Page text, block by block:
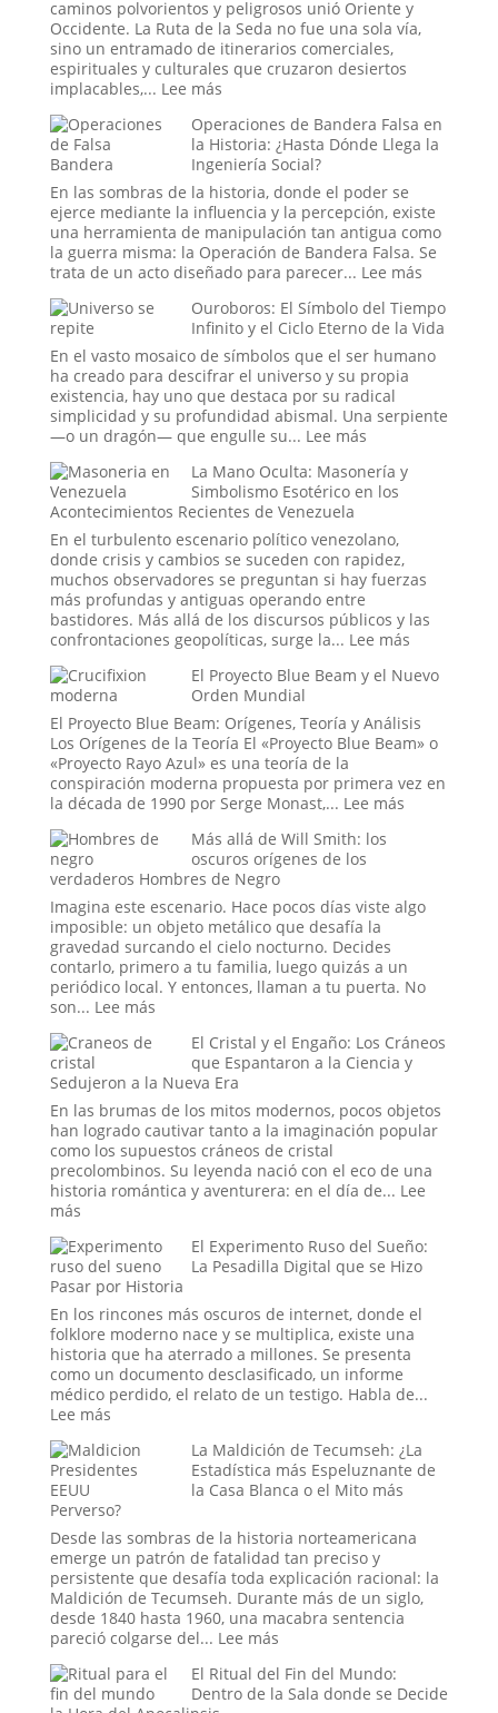
una
Batería
Antigua?
La
Eléctrica
del
Relato
Bíblico
caminos polvorientos y peligrosos unió Oriente y
Occidente. La Ruta de la Seda no fue una sola vía,
sino un entramado de itinerarios comerciales,
espirituales y culturales que cruzaron desiertos
implacables,... Lee más:
Secretas
y
Enigmas
Sin
Resolver
de
la
Antigua
Ruta
de
la
Seda
Operaciones de Bandera Falsa en
la Historia: ¿Hasta Dónde Llega la
Ingeniería Social?
En las sombras de la historia, donde el poder se
ejerce mediante la influencia y la percepción, existe
una herramienta de manipulación tan antigua como
la guerra misma: la Operación de Bandera Falsa. Se
trata de un acto diseñado para parecer... Lee más:
de
Bandera
Falsa
Historia:
Ouroboros: El Símbolo del Tiempo
Infinito y el Ciclo Eterno de la Vida
En el vasto mosaico de símbolos que el ser humano
ha creado para descifrar el universo y su propia
existencia, hay uno que destaca por su radical
simplicidad y su profundidad abismal. Una serpiente
—o un dragón— que engulle su... Lee más:
El
Símbolo
Tiempo
Infinito
y
Ciclo
Eterno
la
La Mano Oculta: Masonería y
Simbolismo Esotérico en los
Acontecimientos Recientes de Venezuela
En el turbulento escenario político venezolano,
donde crisis y cambios se suceden con rapidez,
muchos observadores se preguntan si hay fuerzas
más profundas y antiguas operando entre
bastidores. Más allá de los discursos públicos y las
confrontaciones geopolíticas, surge la... Lee más:
Mano
Masonería
y
Esotérico
Venezuela
El Proyecto Blue Beam y el Nuevo
Orden Mundial
El Proyecto Blue Beam: Orígenes, Teoría y Análisis
Los Orígenes de la Teoría El «Proyecto Blue Beam» o
«Proyecto Rayo Azul» es una teoría de la
conspiración moderna propuesta por primera vez en
la década de 1990 por Serge Monast,... Lee más:
y
el
Orden
Mundial
Más allá de Will Smith: los
oscuros orígenes de los
verdaderos Hombres de Negro
Imagina este escenario. Hace pocos días viste algo
imposible: un objeto metálico que desafía la
gravedad surcando el cielo nocturno. Decides
contarlo, primero a tu familia, luego quizás a un
periódico local. Y entonces, llaman a tu puerta. No
son... Lee más:
Will
Smith:
los
oscuros
orígenes
de
Hombres
de
Negro
El Cristal y el Engaño: Los Cráneos
que Espantaron a la Ciencia y
Sedujeron a la Nueva Era
En las brumas de los mitos modernos, pocos objetos
han logrado cautivar tanto a la imaginación popular
como los supuestos cráneos de cristal
precolombinos. Su leyenda nació con el eco de una
historia romántica y aventurera: en el día de... Lee
más:
Cristal
y
el
Engaño:
Los
Cráneos
que
Espantaron
a
Ciencia
y
Sedujeron
a
la
Nueva
Era
El Experimento Ruso del Sueño:
La Pesadilla Digital que se Hizo
Pasar por Historia
En los rincones más oscuros de internet, donde el
folklore moderno nace y se multiplica, existe una
historia que ha aterrado a millones. Se presenta
como un documento desclasificado, un informe
médico perdido, el relato de un testigo. Habla de...
Lee más:
Experimento
Ruso
Sueño:
La
Pesadilla
Digital
que
se
Hizo
Pasar
por
Historia
La Maldición de Tecumseh: ¿La
Estadística más Espeluznante de
la Casa Blanca o el Mito más
Perverso?
Desde las sombras de la historia norteamericana
emerge un patrón de fatalidad tan preciso y
persistente que desafía toda explicación racional: la
Maldición de Tecumseh. Durante más de un siglo,
desde 1840 hasta 1960, una macabra sentencia
pareció colgarse del... Lee más:
Maldición
de
El Ritual del Fin del Mundo:
Dentro de la Sala donde se Decide